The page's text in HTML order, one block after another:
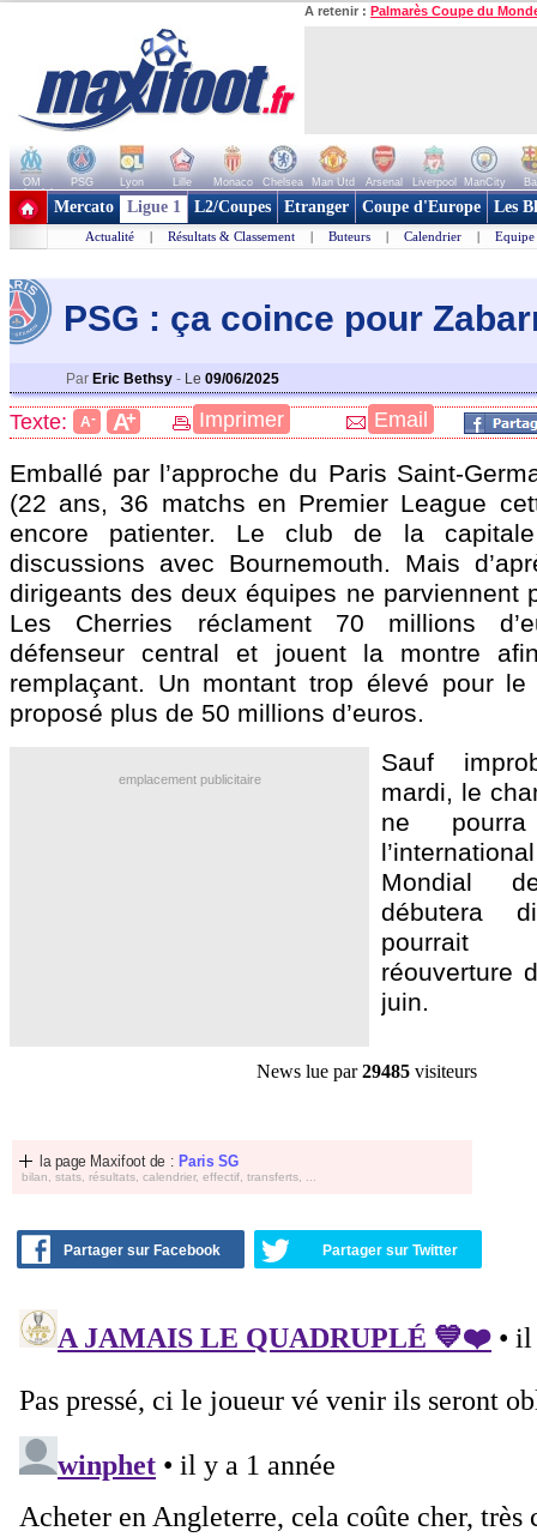
A retenir : Palmarès Coupe du
OM PSG Lyon Lille Monaco Chelsea Man Utd Arsenal Liverpool ManCity
+ de clubs
Mercato Ligue 1 L2/Coupes Etranger Coupe d'Europe Les
Actualité | Résultats & Classement | Buteurs | Calendrier | Equipe
PSG : ça coince pour
Par Eric Bethsy - Le 09/06/2025
Texte: A- A+ Imprimer Email
Emballé par l’approche du Paris Saint-
(22 ans, 36 matchs en Premier League
encore patienter. Le club de la
discussions avec Bournemouth. Mais
dirigeants des deux équipes ne parviennent
Les Cherries réclament 70 millions
défenseur central et jouent la montre
remplaçant. Un montant trop élevé pour
proposé plus de 50 millions d’euros.
emplacement publicitaire
Sauf
mardi, le
ne
Mondial
débutera
pourrait
réouverture
juin.
News lue par29485 visiteurs
la page Maxifoot de : Paris SG
bilan, stats, résultats, calendrier, effectif, transferts, ...
Partager sur Facebook Partager sur Twitter